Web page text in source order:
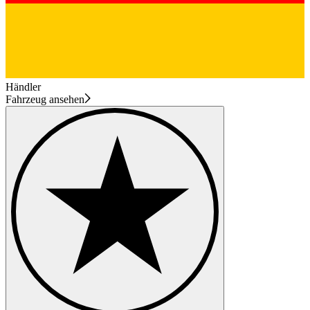
Händler
Fahrzeug ansehen